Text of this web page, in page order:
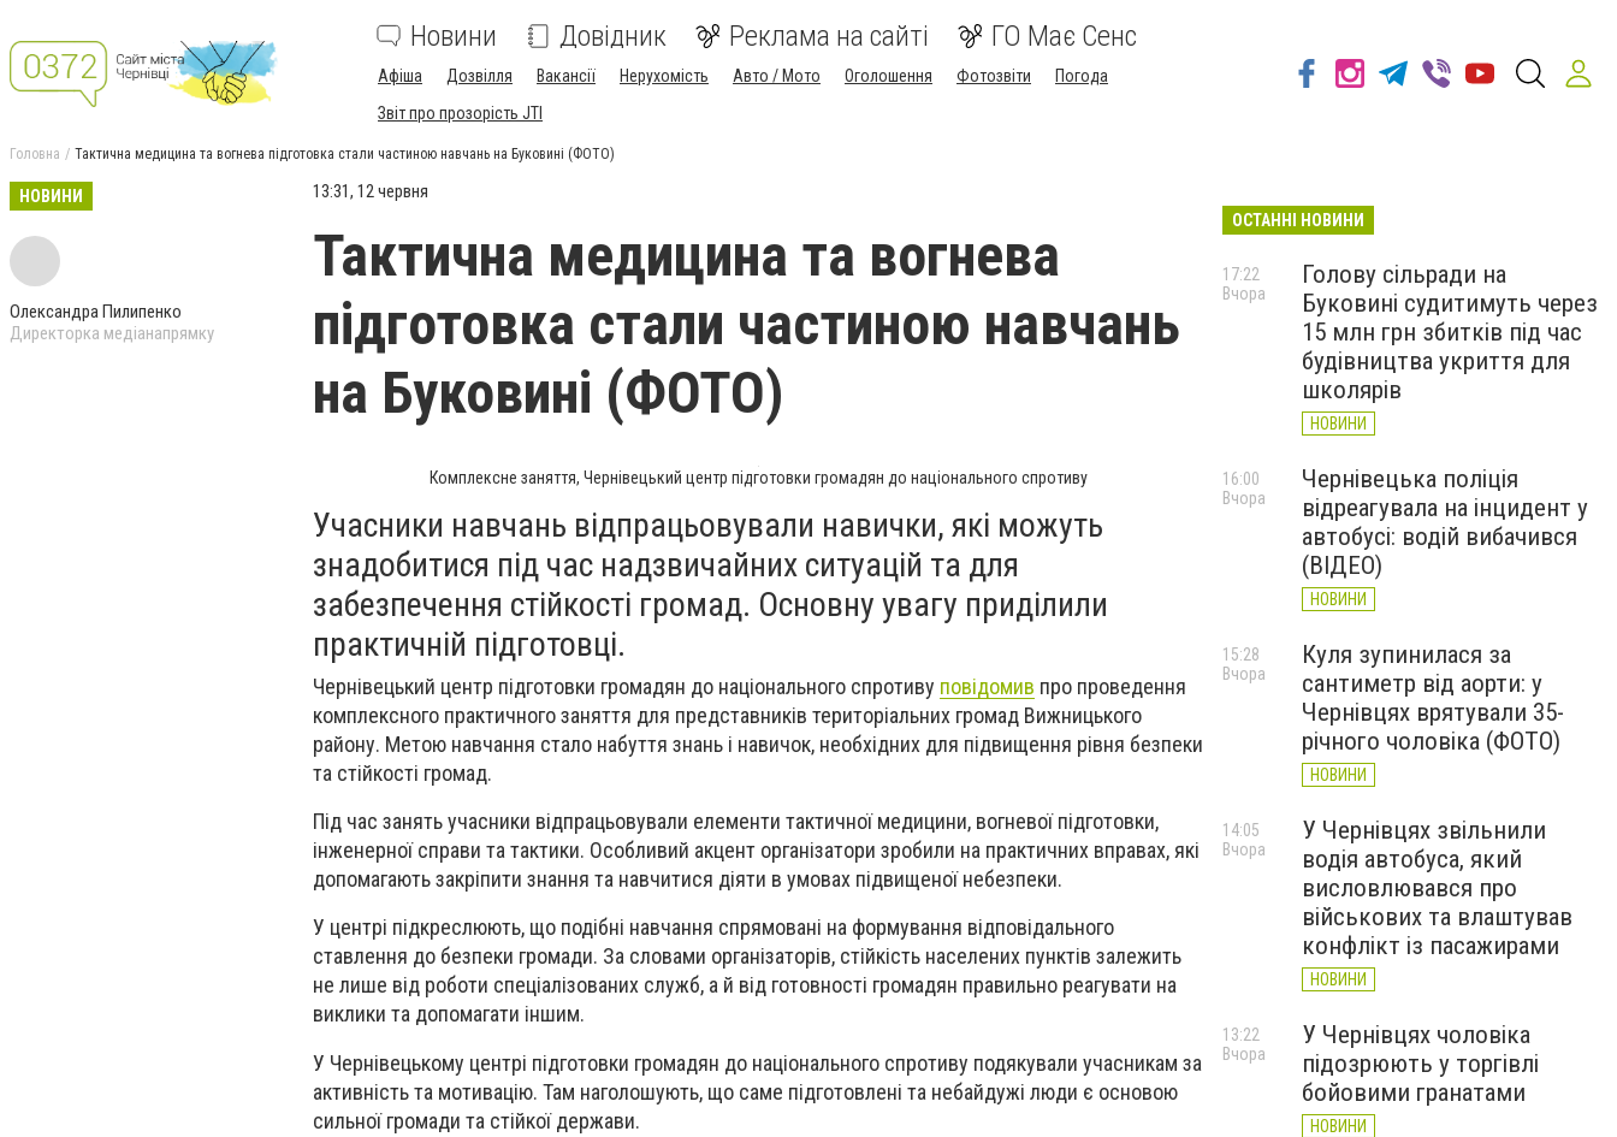
Новини Довідник Реклама на сайті ГО Має Сенс
Афіша Дозвілля Вакансії Нерухомість Авто / Мото Оголошення Фотозвіти
Погода
Звіт про прозорість JTI
Головна Тактична медицина та вогнева підготовка стали частиною навчань на Буковині (ФОТО)
НОВИНИ
Олександра Пилипенко
Директорка медіанапрямку
13:31, 12 червня
Тактична медицина та вогнева
підготовка стали частиною навчань
на Буковині (ФОТО)
Комплексне заняття, Чернівецький центр підготовки громадян до національного спротиву
Учасники навчань відпрацьовували навички, які можуть
знадобитися під час надзвичайних ситуацій та для
забезпечення стійкості громад. Основну увагу приділили
практичній підготовці.
Чернівецький центр підготовки громадян до національного спротиву повідомив про проведення
комплексного практичного заняття для представників територіальних громад Вижницького
району. Метою навчання стало набуття знань і навичок, необхідних для підвищення рівня безпеки
та стійкості громад.
Під час занять учасники відпрацьовували елементи тактичної медицини, вогневої підготовки,
інженерної справи та тактики. Особливий акцент організатори зробили на практичних вправах, які
допомагають закріпити знання та навчитися діяти в умовах підвищеної небезпеки.
У центрі підкреслюють, що подібні навчання спрямовані на формування відповідального
ставлення до безпеки громади. За словами організаторів, стійкість населених пунктів залежить
не лише від роботи спеціалізованих служб, а й від готовності громадян правильно реагувати на
виклики та допомагати іншим.
У Чернівецькому центрі підготовки громадян до національного спротиву подякували учасникам за
активність та мотивацію. Там наголошують, що саме підготовлені та небайдужі люди є основою
сильної громади та стійкої держави.
ОСТАННІ НОВИНИ
Голову сільради на
Буковині судитимуть через
15 млн грн збитків під час
будівництва укриття для
школярів
НОВИНИ
17:22
Вчора
Чернівецька поліція
відреагувала на інцидент у
автобусі: водій вибачився
(ВІДЕО)
НОВИНИ
16:00
Вчора
Куля зупинилася за
сантиметр від аорти: у
Чернівцях врятували 35-
річного чоловіка (ФОТО)
НОВИНИ
15:28
Вчора
У Чернівцях звільнили
водія автобуса, який
висловлювався про
військових та влаштував
конфлікт із пасажирами
НОВИНИ
14:05
Вчора
У Чернівцях чоловіка
підозрюють у торгівлі
бойовими гранатами
НОВИНИ
13:22
Вчора